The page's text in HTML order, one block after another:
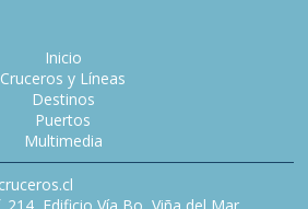
Inicio
Cruceros y Líneas
Destinos
Puertos
Multimedia